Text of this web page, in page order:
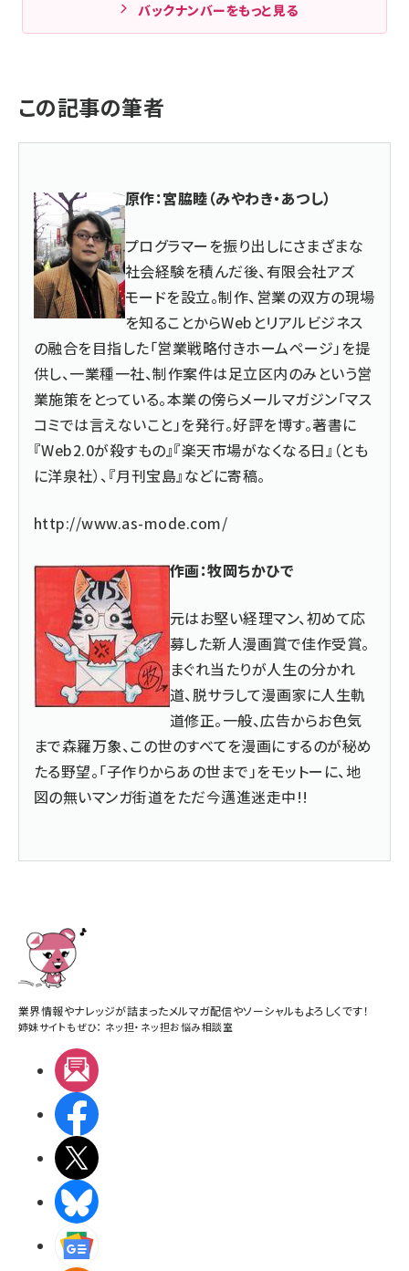
バックナンバーをもっと見る
この記事の筆者
原作：宮脇睦（みやわき・あつし）
プログラマーを振り出しにさまざまな
社会経験を積んだ後、有限会社アズ
モードを設立。制作、営業の双方の現場
を知ることからWebとリアルビジネス
の融合を目指した「営業戦略付きホームページ」を提
供し、一業種一社、制作案件は足立区内のみという営
業施策をとっている。本業の傍らメールマガジン「マス
コミでは言えないこと」を発行。好評を博す。著書に
『Web2.0が殺すもの』『楽天市場がなくなる日』（とも
に洋泉社）、『月刊宝島』などに寄稿。
http://www.as-mode.com/
作画：牧岡ちかひで
元はお堅い経理マン、初めて応
募した新人漫画賞で佳作受賞。
まぐれ当たりが人生の分かれ
道、脱サラして漫画家に人生軌
道修正。一般、広告からお色気
まで森羅万象、この世のすべてを漫画にするのが秘め
たる野望。「子作りからあの世まで」をモットーに、地
図の無いマンガ街道をただ今邁進迷走中!!
業界情報やナレッジが詰まったメルマガ配信やソーシャルもよろしくです！
姉妹サイトもぜひ： ネッ担・ ネッ担お悩み相談室